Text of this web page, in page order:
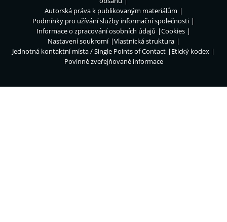
Autorská práva k publikovaným materiálům
Podmínky pro užívání služby informační společnosti
Informace o zpracování osobních údajů
Cookies
Nastavení soukromí
Vlastnická struktura
Jednotná kontaktní místa / Single Points of Contact
Etický kodex
Povinně zveřejňované informace